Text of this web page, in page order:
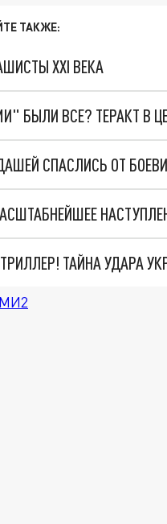
ТАКЖЕ:
XXI ВЕКА
БЫЛИ ВСЕ? ТЕРАКТ В
СПАСЛИСЬ ОТ
ТАЙНА УДАРА